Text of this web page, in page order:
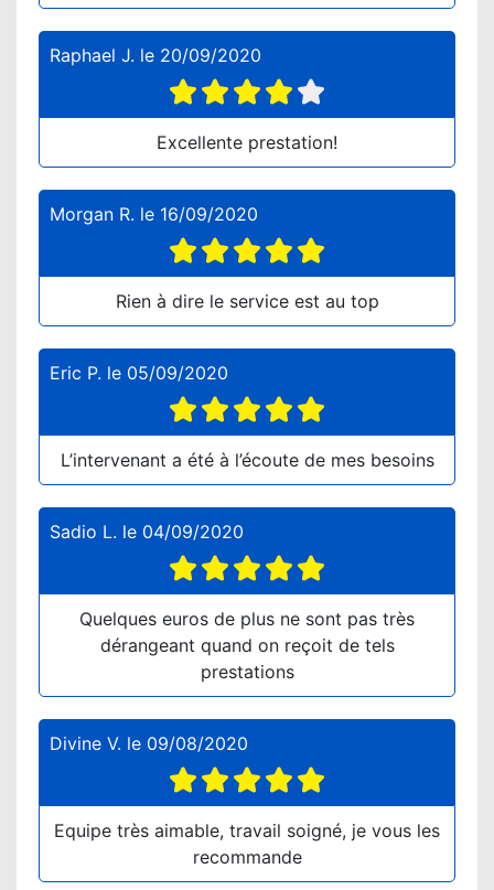
Raphael J. le 20/09/2020
Excellente prestation!
Morgan R. le 16/09/2020
Rien à dire le service est au top
Eric P. le 05/09/2020
L’intervenant a été à l’écoute de mes besoins
Sadio L. le 04/09/2020
Quelques euros de plus ne sont pas très
dérangeant quand on reçoit de tels
prestations
Divine V. le 09/08/2020
Equipe très aimable, travail soigné, je vous les
recommande